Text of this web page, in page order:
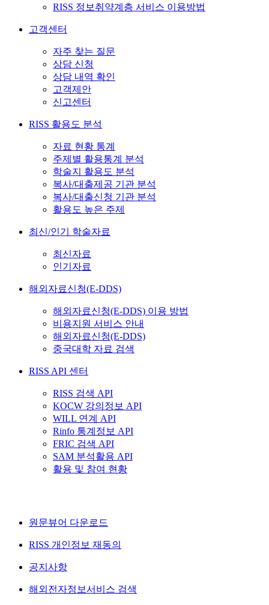
RISS 정보취약계층 서비스 이용방법
고객센터
자주 찾는 질문
상담 신청
상담 내역 확인
고객제안
신고센터
RISS 활용도 분석
자료 현황 통계
주제별 활용통계 분석
학술지 활용도 분석
복사/대출제공 기관 분석
복사/대출신청 기관 분석
활용도 높은 주제
최신/인기 학술자료
최신자료
인기자료
해외자료신청(E-DDS)
해외자료신청(E-DDS) 이용 방법
비용지원 서비스 안내
해외자료신청(E-DDS)
중국대학 자료 검색
RISS API 센터
RISS 검색 API
KOCW 강의정보 API
WILL 연계 API
Rinfo 통계정보 API
FRIC 검색 API
SAM 분석활용 API
활용 및 참여 현황
원문뷰어 다운로드
RISS 개인정보 재동의
공지사항
해외전자정보서비스 검색